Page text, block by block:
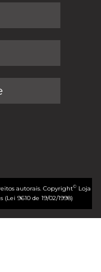
autorais. Copyright©Loja
(Lei 9610 de 19/02/1998)